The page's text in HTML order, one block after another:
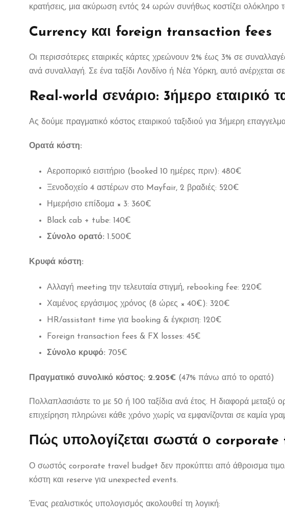
κρατήσεις, μια ακύρωση εντός 24 ωρών συνήθως κοστίζει ολόκληρο
Currency και foreign transaction fees
Οι περισσότερες εταιρικές κάρτες χρεώνουν 2% έως 3% σε
ανά συναλλαγή. Σε ένα ταξίδι Λονδίνο ή Νέα Υόρκη, αυτό ανέρχεται
Real-world σενάριο: 3ήμερο εταιρικό
Ας δούμε πραγματικό κόστος εταιρικού ταξιδιού για 3ήμερη
Ορατά κόστη:
Αεροπορικό εισιτήριο (booked 10 ημέρες πριν): 480€
Ξενοδοχείο 4 αστέρων στο Mayfair, 2 βραδιές: 520€
Ημερήσιο επίδομα × 3: 360€
Black cab + tube: 140€
Σύνολο ορατό: 1.500€
Κρυφά κόστη:
Αλλαγή meeting την τελευταία στιγμή, rebooking fee: 220€
Χαμένος εργάσιμος χρόνος (8 ώρες × 40€): 320€
HR/assistant time για booking & έγκριση: 120€
Foreign transaction fees & FX losses: 45€
Σύνολο κρυφό: 705€
Πραγματικό συνολικό κόστος: 2.205€ (47% πάνω από το ορατό)
Πολλαπλασιάστε το με 50 ή 100 ταξίδια ανά έτος. Η διαφορά
επιχείρηση πληρώνει κάθε χρόνο χωρίς να εμφανίζονται σε καμία
Πώς υπολογίζεται σωστά ο
Ο σωστός corporate travel budget δεν προκύπτει από άθροισμα
κόστη και reserve για unexpected events.
Ένας ρεαλιστικός υπολογισμός ακολουθεί τη λογική: